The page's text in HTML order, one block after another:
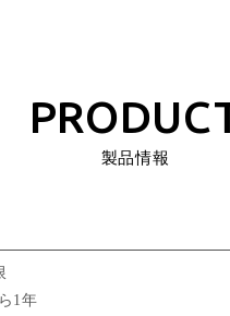
製品情報
1年